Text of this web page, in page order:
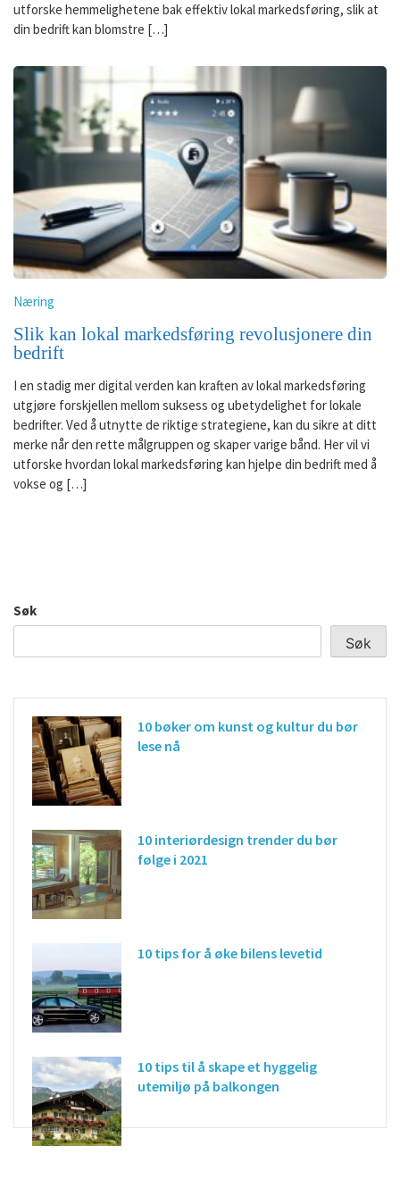
utforske hemmelighetene bak effektiv lokal markedsføring, slik at
din bedrift kan blomstre […]
Næring
Slik kan lokal markedsføring revolusjonere din
bedrift
I en stadig mer digital verden kan kraften av lokal markedsføring
utgjøre forskjellen mellom suksess og ubetydelighet for lokale
bedrifter. Ved å utnytte de riktige strategiene, kan du sikre at ditt
merke når den rette målgruppen og skaper varige bånd. Her vil vi
utforske hvordan lokal markedsføring kan hjelpe din bedrift med å
vokse og […]
Søk
Søk
10 bøker om kunst og kultur du bør
lese nå
10 interiørdesign trender du bør
følge i 2021
10 tips for å øke bilens levetid
10 tips til å skape et hyggelig
utemiljø på balkongen